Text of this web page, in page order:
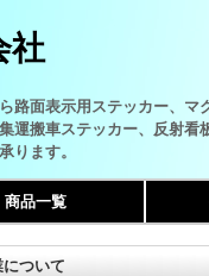
社
路面表示用ステッカー、マ
運搬車ステッカー、反射看
ります。
商品一覧
ついて